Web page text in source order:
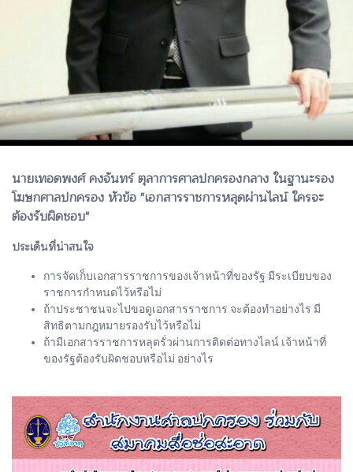
นายเทอดพงศ์ คงจันทร์ ตุลาการศาลปกครองกลาง ในฐานะรอง
โฆษกศาลปกครอง หัวข้อ "เอกสารราชการหลุดผ่านไลน์ ใครจะ
ต้องรับผิดชอบ"
ประเด็นที่น่าสนใจ
การจัดเก็บเอกสารราชการของเจ้าหน้าที่ของรัฐ มีระเบียบของ
ราชการกำหนดไว้หรือไม่
ถ้าประชาชนจะไปขอดูเอกสารราชการ จะต้องทำอย่างไร มี
สิทธิตามกฎหมายรองรับไว้หรือไม่
ถ้ามีเอกสารราชการหลุดรั่วผ่านการติดต่อทางไลน์ เจ้าหน้าที่
ของรัฐต้องรับผิดชอบหรือไม่ อย่างไร